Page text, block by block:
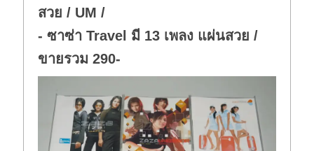
สวย / UM /
- ซาซ่า Travel มี 13 เพลง แผ่นสวย /
ขายรวม 290-